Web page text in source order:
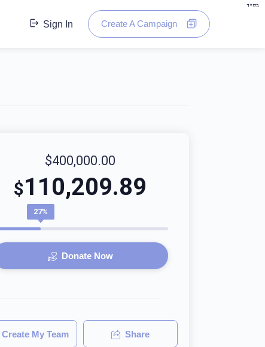
בס"ד
Sign In Create A Campaign
$400,000.00
$110,209.89
27%
Donate Now
Create My Team Share